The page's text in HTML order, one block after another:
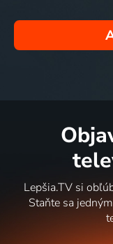
Lepšia.TV si
Staňte sa